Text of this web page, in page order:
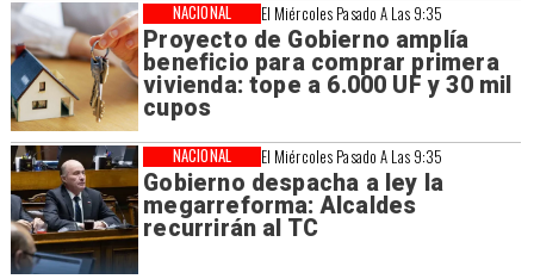
El Miércoles Pasado A Las 9:35
Proyecto de Gobierno amplía
beneficio para comprar primera
vivienda: tope a 6.000 UF y 30 mil
cupos
NACIONAL
El Miércoles Pasado A Las 9:35
Gobierno despacha a ley la
megarreforma: Alcaldes
recurrirán al TC
NACIONAL